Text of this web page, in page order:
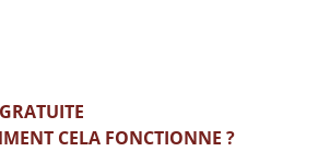
CELA FONCTIONNE ?